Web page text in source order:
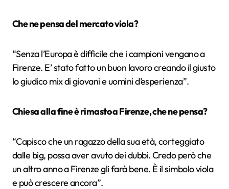
Che ne pensa del mercato viola?
“Senza l’Europa è difficile che i campioni vengano a
Firenze. E’ stato fatto un buon lavoro creando il giusto
lo giudico mix di giovani e uomini d’esperienza”.
Chiesa alla fine è rimasto a Firenze, che ne pensa?
“Capisco che un ragazzo della sua età, corteggiato
dalle big, possa aver avuto dei dubbi. Credo però che
un altro anno a Firenze gli farà bene. È il simbolo viola
e può crescere ancora”.